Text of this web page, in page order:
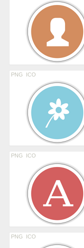
PNG ICO
PNG ICO
PNG ICO